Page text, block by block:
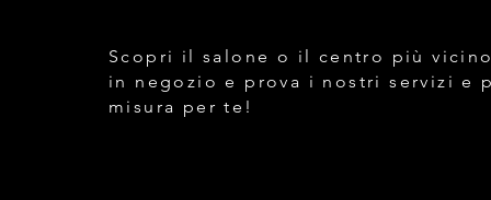
Scopri il salone o il centro più
in negozio e prova i nostri servizi e
misura per te!